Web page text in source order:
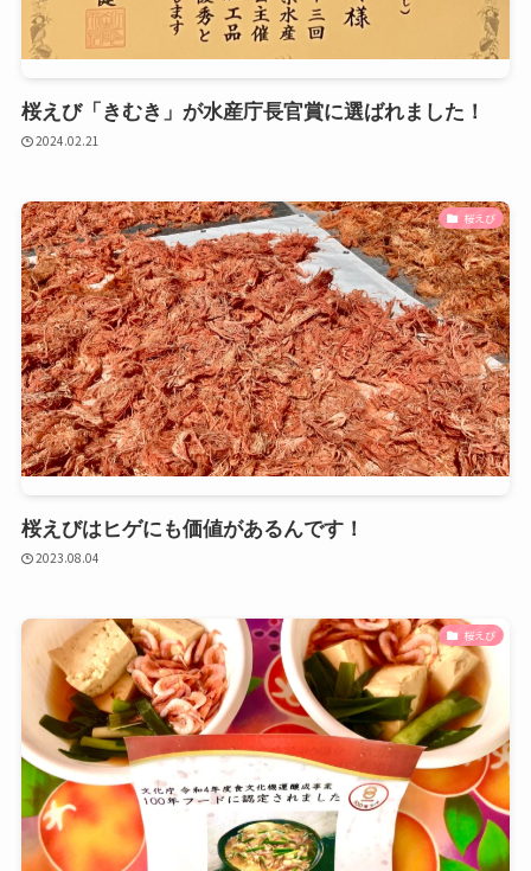
桜えび「きむき」が水産庁長官賞に選ばれました！
2024.02.21
桜えび
桜えびはヒゲにも価値があるんです！
2023.08.04
桜えび